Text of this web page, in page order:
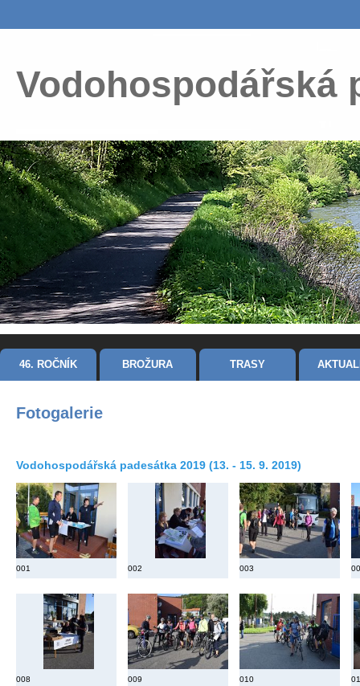
Vodohospodářská
46. ROČNÍK BROŽURA TRASY
Fotogalerie
Vodohospodářská padesátka 2019 (13. - 15. 9. 2019)
001 002 003
008 009 010